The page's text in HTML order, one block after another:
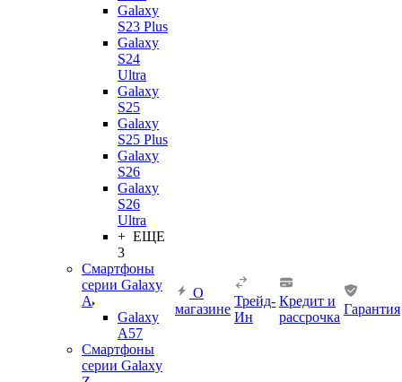
Galaxy
S23 Plus
Galaxy
S24
Ultra
Galaxy
S25
Galaxy
S25 Plus
Galaxy
S26
Galaxy
S26
Ultra
+ ЕЩЕ
3
Смартфоны
серии Galaxy
A
Galaxy
A57
Смартфоны
серии Galaxy
О
магазине
Трейд-
Ин
Кредит и
рассрочка
Гарантия